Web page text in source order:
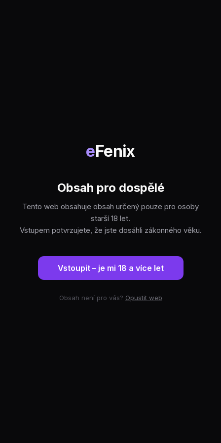
eFenix
Obsah pro dospělé
Tento web obsahuje obsah určený pouze pro osoby
starší 18 let.
Vstupem potvrzujete, že jste dosáhli zákonného věku.
Vstoupit – je mi 18 a více let
Obsah není pro vás? Opustit web